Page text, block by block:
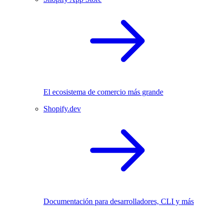
El ecosistema de comercio más grande
Shopify.dev
Documentación para desarrolladores, CLI y más